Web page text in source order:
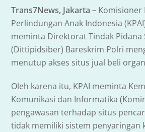
Trans7News, Jakarta – Komisioner
Perlindungan Anak Indonesia
meminta Direktorat Tindak Pidana
(Dittipidsiber) Bareskrim Polri
menutup akses situs jual beli
Oleh karena itu, KPAI meminta
Komunikasi dan Informatika
pengawasan terhadap situs
tidak memiliki sistem penyaringan